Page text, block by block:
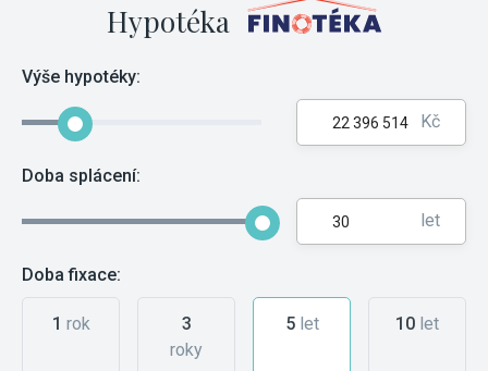
Hypotéka
Výše hypotéky:
Kč
Doba splácení:
let
Doba fixace:
1 rok
3
roky
5let 10 let